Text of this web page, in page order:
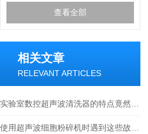
查看全部
相关文章
RELEVANT ARTICLES